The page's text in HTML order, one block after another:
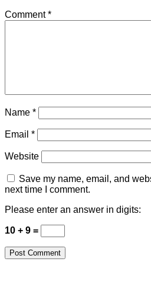
Comment*
Name *
Email *
Website
Save my name, email, and
next time I comment.
Please enter an answer in digits:
10 + 9 =